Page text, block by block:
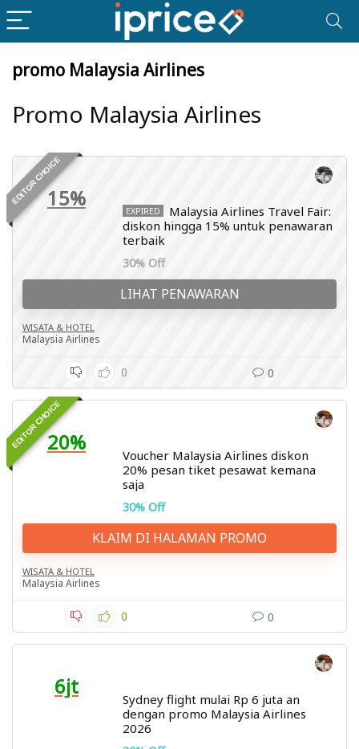
promo Malaysia Airlines
Promo Malaysia Airlines
EDITOR CHOICE15% EXPIRED
Malaysia Airlines Travel Fair:
diskon hingga 15% untuk penawaran
terbaik
30% Off
LIHAT PENAWARAN
WISATA & HOTEL
Malaysia Airlines
0 0
EDITOR CHOICE20%
Voucher Malaysia Airlines diskon
20% pesan tiket pesawat kemana
saja
30% Off
KLAIM DI HALAMAN PROMO
WISATA & HOTEL
Malaysia Airlines
0 0
6jt
Sydney flight mulai Rp 6 juta an
dengan promo Malaysia Airlines
2026